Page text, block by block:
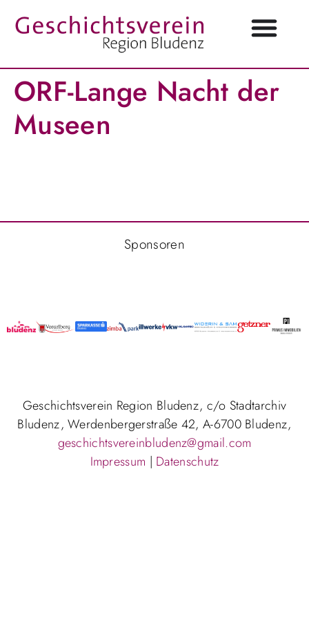
ORF-Lange Nacht der
Museen
Sponsoren
Geschichtsverein Region Bludenz, c/o Stadtarchiv
Bludenz, Werdenbergerstraße 42, A-6700 Bludenz,
geschichtsvereinbludenz@gmail.com
Impressum | Datenschutz